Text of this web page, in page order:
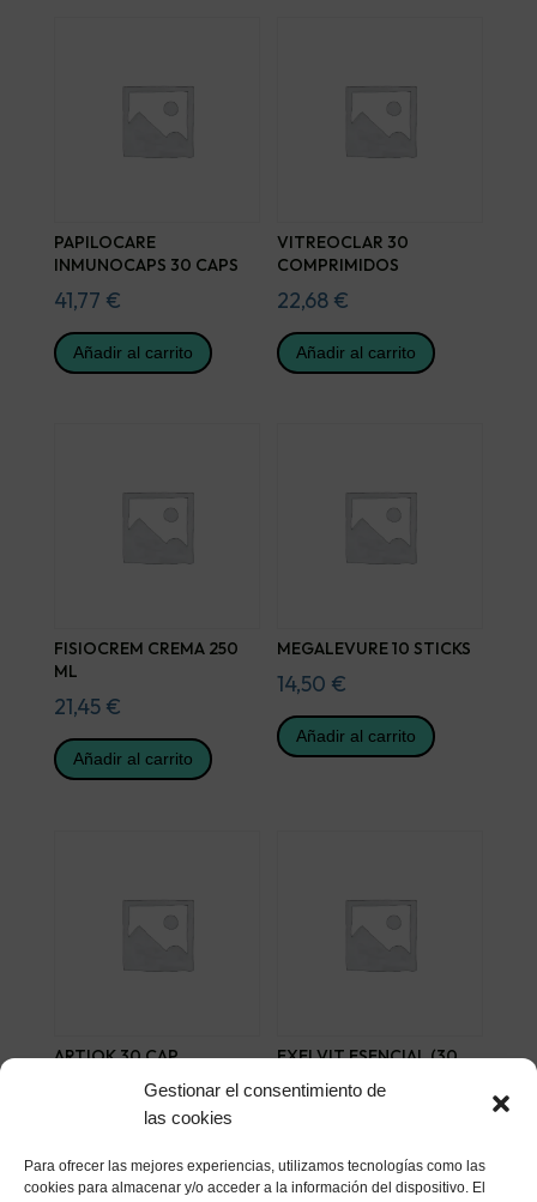
Gestionar el consentimiento de
las cookies
Para ofrecer las mejores experiencias, utilizamos tecnologías como las
cookies para almacenar y/o acceder a la información del dispositivo. El
PAPILOCARE
INMUNOCAPS 30 CAPS
41,77 €
Añadir al carrito
VITREOCLAR 30
COMPRIMIDOS
22,68 €
Añadir al carrito
FISIOCREM CREMA 250
ML
21,45 €
Añadir al carrito
MEGALEVURE 10 STICKS
14,50 €
Añadir al carrito
ARTIOK 30 CAP
EXELVIT ESENCIAL (30
CAPSULAS)
Añadir al carrito